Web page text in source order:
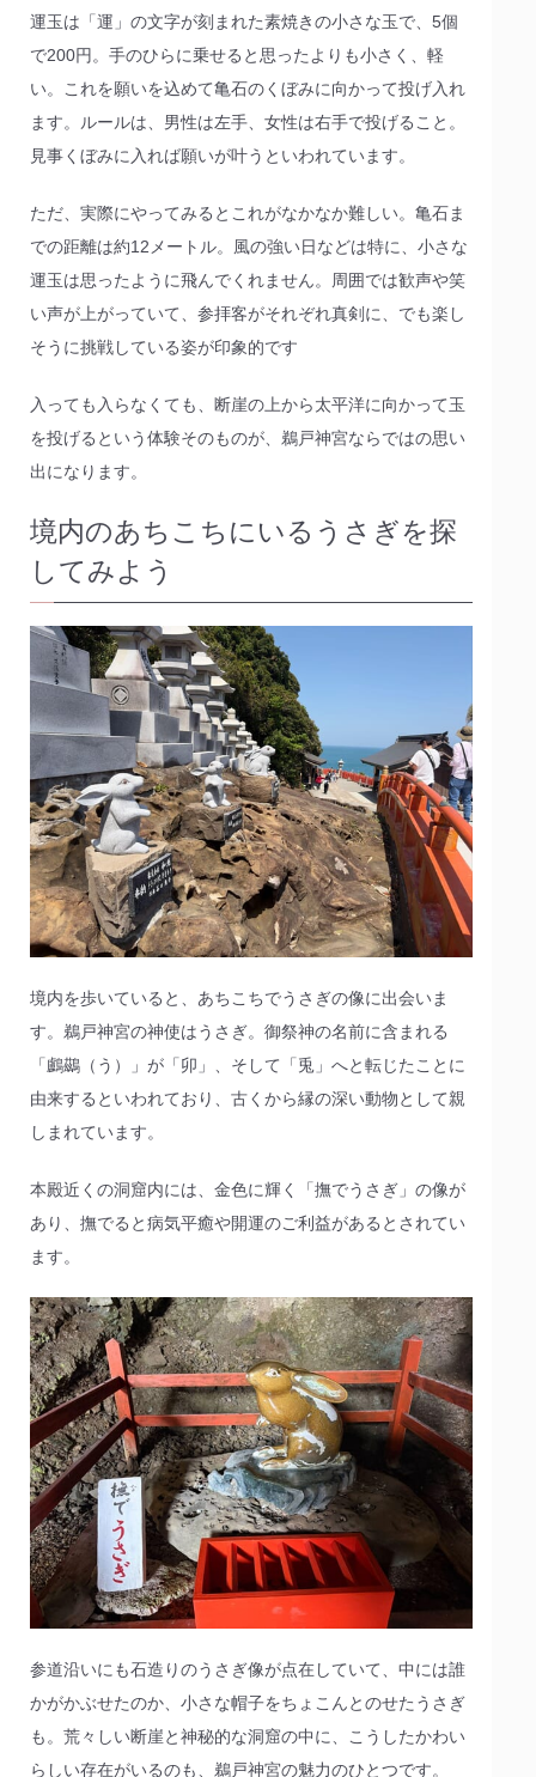
運玉は「運」の文字が刻まれた素焼きの小さな玉で、5個
で200円。手のひらに乗せると思ったよりも小さく、軽
い。これを願いを込めて亀石のくぼみに向かって投げ入れ
ます。ルールは、男性は左手、女性は右手で投げること。
見事くぼみに入れば願いが叶うといわれています。
ただ、実際にやってみるとこれがなかなか難しい。亀石ま
での距離は約12メートル。風の強い日などは特に、小さな
運玉は思ったように飛んでくれません。周囲では歓声や笑
い声が上がっていて、参拝客がそれぞれ真剣に、でも楽し
そうに挑戦している姿が印象的です
入っても入らなくても、断崖の上から太平洋に向かって玉
を投げるという体験そのものが、鵜戸神宮ならではの思い
出になります。
境内のあちこちにいるうさぎを探
してみよう
境内を歩いていると、あちこちでうさぎの像に出会いま
す。鵜戸神宮の神使はうさぎ。御祭神の名前に含まれる
「鸕鷀（う）」が「卯」、そして「兎」へと転じたことに
由来するといわれており、古くから縁の深い動物として親
しまれています。
本殿近くの洞窟内には、金色に輝く「撫でうさぎ」の像が
あり、撫でると病気平癒や開運のご利益があるとされてい
ます。
参道沿いにも石造りのうさぎ像が点在していて、中には誰
かがかぶせたのか、小さな帽子をちょこんとのせたうさぎ
も。荒々しい断崖と神秘的な洞窟の中に、こうしたかわい
らしい存在がいるのも、鵜戸神宮の魅力のひとつです。